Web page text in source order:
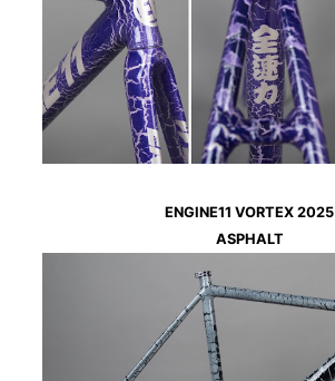
ENGINE11 VORTEX 2025
ASPHALT